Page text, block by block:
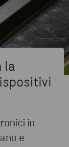
la
in
e